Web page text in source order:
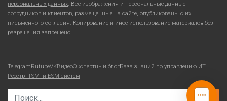
персональных данных. Все изображения и персональные данные
сотрудников и клиентов, размещенные на сайте, опубликованы с их
письменного согласия. Копирование и иное использование материалов без
разрешения запрещено.
TelegramRutubeVKВидеоЭкспертный блогБаза знаний по управлению ИТ
Реестр ITSM- и ESM-систем
Search for